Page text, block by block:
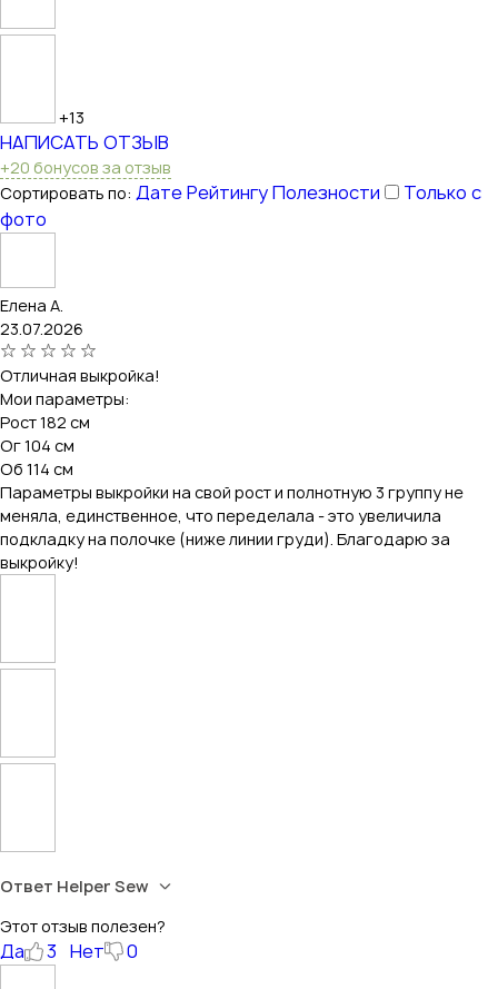
+13
НАПИСАТЬ ОТЗЫВ
+20 бонусов за отзыв
Сортировать по: ДатеРейтингуПолезности
Только с
фото
Елена А.
23.07.2026
Отличная выкройка!
Мои параметры:
Рост 182 см
Ог 104 см
Об 114 см
Параметры выкройки на свой рост и полнотную 3 группу не
меняла, единственное, что переделала - это увеличила
подкладку на полочке (ниже линии груди). Благодарю за
выкройку!
Ответ Helper Sew
Этот отзыв полезен?
Да 3 Нет 0